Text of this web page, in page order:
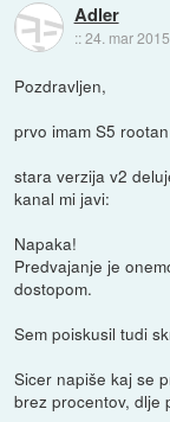
Adler
::24. mar
Pozdravljen,
prvo imam S5
stara verzija v2
kanal mi javi:
Napaka!
Predvajanje je
dostopom.
Sem poiskusil tudi
Sicer napiše kaj se
brez procentov, dlje